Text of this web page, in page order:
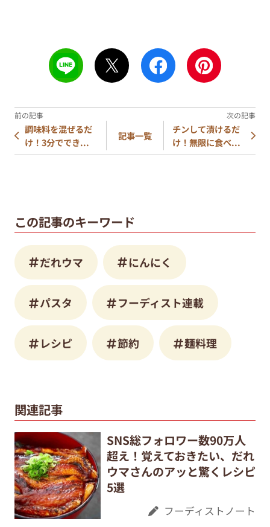
調味料を混ぜるだ
け！3分ででき...
記事一覧
チンして漬けるだ
け！無限に食べ...
この記事のキーワード
だれウマ にんにく
パスタ フーディスト連載
レシピ 節約 麺料理
関連記事
SNS総フォロワー数90万人
超え！覚えておきたい、だれ
ウマさんのアッと驚くレシピ
5選
フーディストノート